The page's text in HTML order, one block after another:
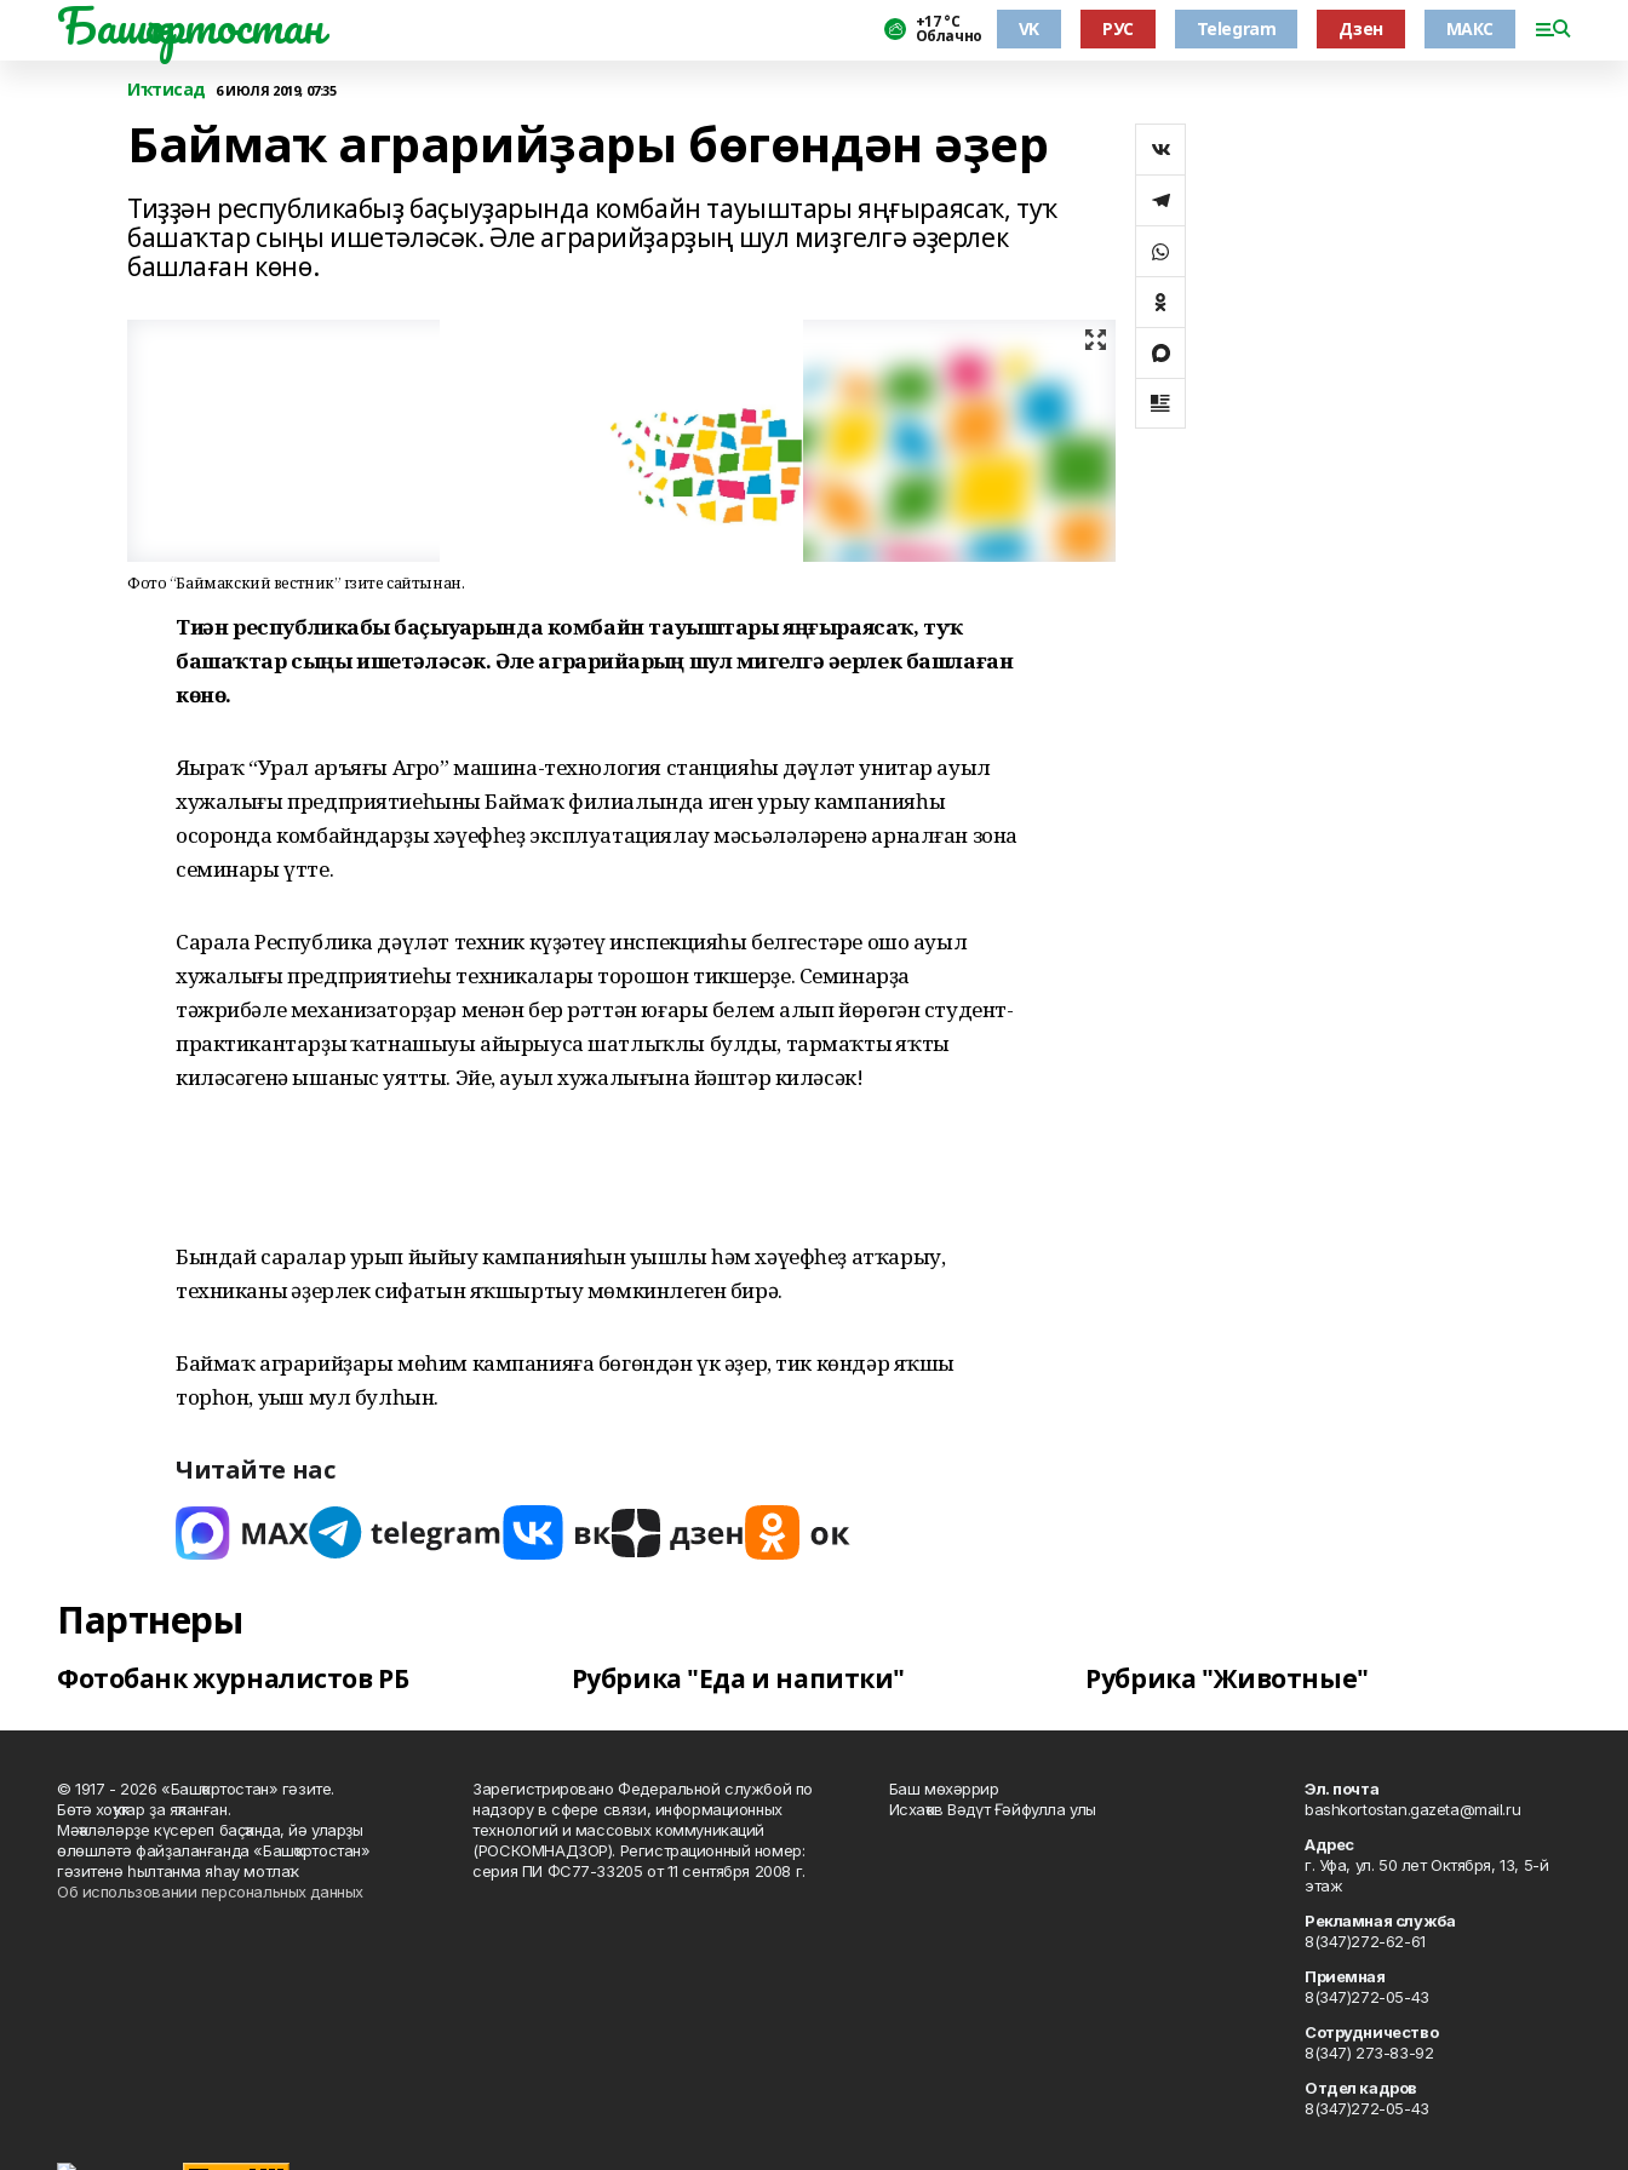
Башҡортостан +17 °С
Облачно VK РУС Telegram Дзен МАКС
Иҡтисад 6 ИЮЛЯ 2019, 07:35
Баймаҡ аграрийҙары бөгөндән әҙер
Тиҙҙән республикабыҙ баҫыуҙарында комбайн тауыштары яңғыраясаҡ, туҡ
башаҡтар сыңы ишетәләсәк. Әле аграрийҙарҙың шул миҙгелгә әҙерлек
башлаған көнө.
Фото “Баймакский вестник” гәзите сайтынан.
Тиҙҙән республикабыҙ баҫыуҙарында комбайн тауыштары яңғыраясаҡ, туҡ
башаҡтар сыңы ишетәләсәк. Әле аграрийҙарҙың шул миҙгелгә әҙерлек башлаған
көнө.
Яңыраҡ “Урал аръяғы Агро” машина-технология станцияһы дәүләт унитар ауыл
хужалығы предприятиеһының Баймаҡ филиалында иген урыу кампанияһы
осоронда комбайндарҙы хәүефһеҙ эксплуатациялау мәсьәләләренә арналған зона
семинары үтте.
Сарала Республика дәүләт техник күҙәтеү инспекцияһы белгестәре ошо ауыл
хужалығы предприятиеһы техникалары торошон тикшерҙе. Семинарҙа
тәжрибәле механизаторҙар менән бер рәттән юғары белем алып йөрөгән студент-
практикантарҙың ҡатнашыуы айырыуса шатлыҡлы булды, тармаҡтың яҡты
киләсәгенә ышаныс уятты. Эйе, ауыл хужалығына йәштәр киләсәк!
Бындай саралар урып йыйыу кампанияһын уңышлы һәм хәүефһеҙ атҡарыу,
техниканың әҙерлек сифатын яҡшыртыу мөмкинлеген бирә.
Баймаҡ аграрийҙары мөһим кампанияға бөгөндән үк әҙер, тик көндәр яҡшы
торһон, уңыш мул булһын.
Читайте нас
Партнеры
Фотобанк журналистов РБ Рубрика "Еда и напитки" Рубрика "Животные"
© 1917 - 2026 «Башҡортостан» гәзите.
Бөтә хоҡуҡтар ҙа яҡланған.
Мәҡәләләрҙе күсереп баҫҡанда, йә уларҙы
өлөшләтә файҙаланғанда «Башҡортостан»
гәзитенә һылтанма яһау мотлаҡ.
Об использовании персональных данных
Зарегистрировано Федеральной службой по
надзору в сфере связи, информационных
технологий и массовых коммуникаций
(РОСКОМНАДЗОР). Регистрационный номер:
серия ПИ ФС77-33205 от 11 сентября 2008 г.
Баш мөхәррир
Исхаҡов Вәдүт Ғәйфулла улы
Эл. почта
bashkortostan.gazeta@mail.ru
Адрес
г. Уфа, ул. 50 лет Октября, 13, 5-й
этаж
Рекламная служба
8(347)272-62-61
Приемная
8(347)272-05-43
Сотрудничество
8(347) 273-83-92
Отдел кадров
8(347)272-05-43